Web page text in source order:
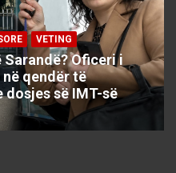
VETING
Sarandë? Oficeri i
qendër të
dosjes së IMT-së